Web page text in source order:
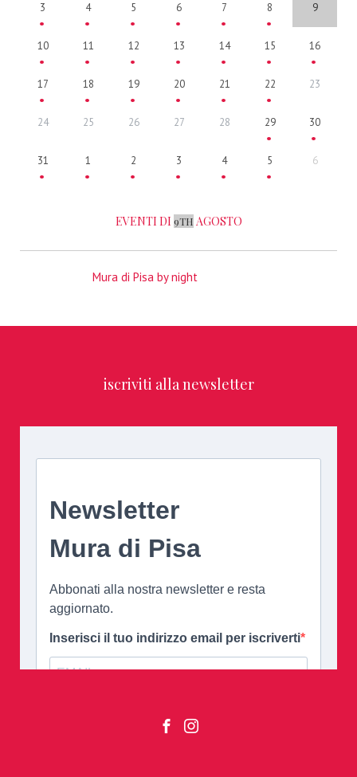
3 4 5 6 7 8 9
10 11 12 13 14 15 16
17 18 19 20 21 22 23
24 25 26 27 28 29 30
31 1 2 3 4 5 6
EVENTI DI 9TH AGOSTO
Mura di Pisa by night
iscriviti alla newsletter